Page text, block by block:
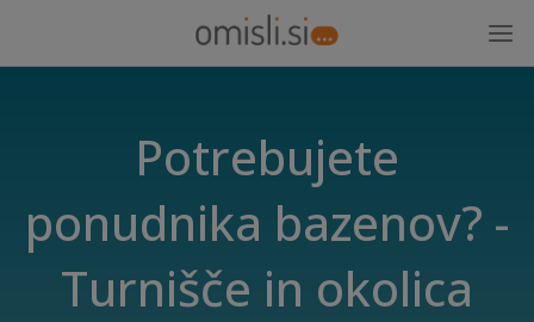
Potrebujete
ponudnika bazenov? -
Turnišče in okolica